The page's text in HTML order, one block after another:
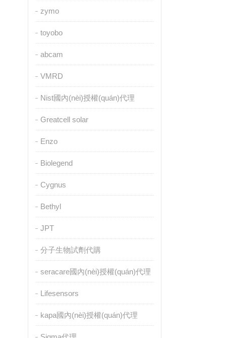
zymo
toyobo
abcam
VMRD
Nist國內(nèi)授權(quán)代理
Greatcell solar
Enzo
Biolegend
Cygnus
Bethyl
JPT
分子生物試劑代購
seracare國內(nèi)授權(quán)代理
Lifesensors
kapa國內(nèi)授權(quán)代理